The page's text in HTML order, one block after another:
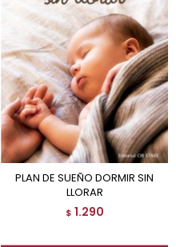
PLAN DE SUEÑO DORMIR SIN
LLORAR
$ 1.290